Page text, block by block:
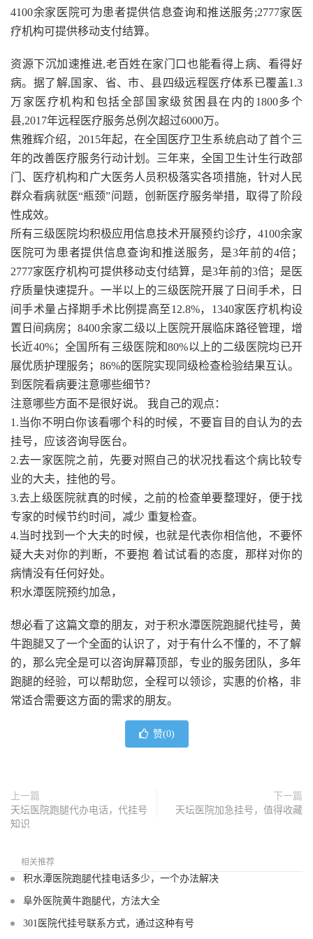
4100余家医院可为患者提供信息查询和推送服务;2777家医
疗机构可提供移动支付结算。
资源下沉加速推进,老百姓在家门口也能看得上病、看得好
病。据了解,国家、省、市、县四级远程医疗体系已覆盖1.3
万家医疗机构和包括全部国家级贫困县在内的1800多个
县,2017年远程医疗服务总例次超过6000万。
焦雅辉介绍，2015年起，在全国医疗卫生系统启动了首个三
年的改善医疗服务行动计划。三年来，全国卫生计生行政部
门、医疗机构和广大医务人员积极落实各项措施，针对人民
群众看病就医“瓶颈”问题，创新医疗服务举措，取得了阶段
性成效。
所有三级医院均积极应用信息技术开展预约诊疗，4100余家
医院可为患者提供信息查询和推送服务，是3年前的4倍；
2777家医疗机构可提供移动支付结算，是3年前的3倍；是医
疗质量快速提升。一半以上的三级医院开展了日间手术，日
间手术量占择期手术比例提高至12.8%，1340家医疗机构设
置日间病房；8400余家二级以上医院开展临床路径管理，增
长近40%；全国所有三级医院和80%以上的二级医院均已开
展优质护理服务；86%的医院实现同级检查检验结果互认。
到医院看病要注意哪些细节？
注意哪些方面不是很好说。 我自己的观点：
1.当你不明白你该看哪个科的时候，不要盲目的自认为的去
挂号，应该咨询导医台。
2.去一家医院之前，先要对照自己的状况找看这个病比较专
业的大夫，挂他的号。
3.去上级医院就真的时候，之前的检查单要整理好，便于找
专家的时候节约时间，减少 重复检查。
4.当时找到一个大夫的时候，也就是代表你相信他，不要怀
疑大夫对你的判断，不要抱 着试试看的态度，那样对你的
病情没有任何好处。
积水潭医院预约加急，
想必看了这篇文章的朋友，对于积水潭医院跑腿代挂号，黄
牛跑腿又了一个全面的认识了，对于有什么不懂的，不了解
的，那么完全是可以咨询屏幕顶部，专业的服务团队，多年
跑腿的经验，可以帮助您，全程可以领诊，实惠的价格，非
常适合需要这方面的需求的朋友。
赞(0)
上一篇
天坛医院跑腿代办电话，代挂号
知识
下一篇
天坛医院加急挂号，值得收藏
相关推荐
积水潭医院跑腿代挂电话多少，一个办法解决
阜外医院黄牛跑腿代，方法大全
301医院代挂号联系方式，通过这种有号